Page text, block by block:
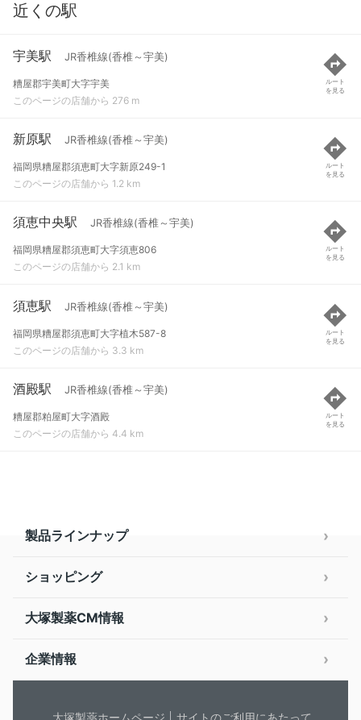
近くの駅
宇美駅 JR香椎線(香椎～宇美)
糟屋郡宇美町大字宇美
このページの店舗から 276 m
ルート
を見る
新原駅 JR香椎線(香椎～宇美)
福岡県糟屋郡須恵町大字新原249-1
このページの店舗から 1.2 km
ルート
を見る
須恵中央駅 JR香椎線(香椎～宇美)
福岡県糟屋郡須恵町大字須恵806
このページの店舗から 2.1 km
ルート
を見る
須恵駅 JR香椎線(香椎～宇美)
福岡県糟屋郡須恵町大字植木587-8
このページの店舗から 3.3 km
ルート
を見る
酒殿駅 JR香椎線(香椎～宇美)
糟屋郡粕屋町大字酒殿
このページの店舗から 4.4 km
ルート
を見る
製品ラインナップ
ショッピング
大塚製薬CM情報
企業情報